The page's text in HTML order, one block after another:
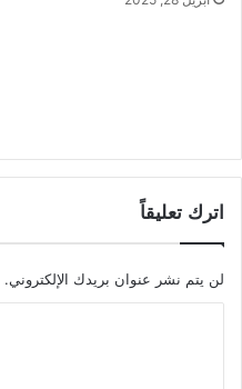
اترك تعليقاً
لن يتم نشر عنوان بريدك الإلكتروني.